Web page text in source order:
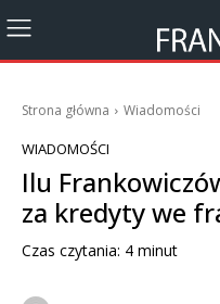
Strona główna Wiadomości
WIADOMOŚCI
Ilu
za kredyty we
Czas czytania: 4 minut